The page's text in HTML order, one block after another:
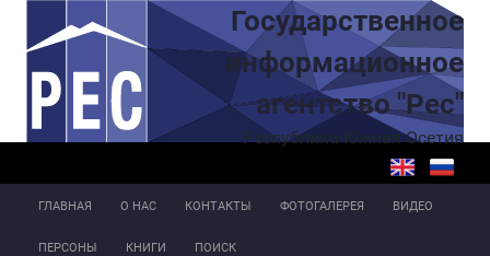
Перейти к основному содержаниюГосударственное
информационное
агентство "Рес"
Республика Южная Осетия
ГЛАВНАЯ О НАС КОНТАКТЫ ФОТОГАЛЕРЕЯ ВИДЕО
ПЕРСОНЫ КНИГИ ПОИСК